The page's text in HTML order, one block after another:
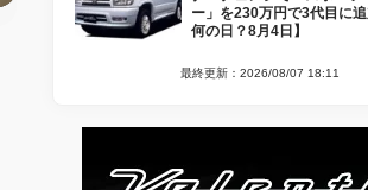
ー」を230万円で3代目に
何の日？8月4日】
最終更新：2026/08/07 18:11